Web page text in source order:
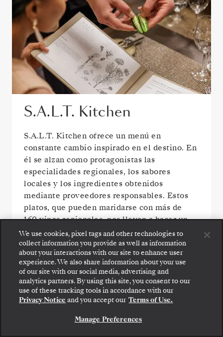
S.A.L.T. Kitchen
S.A.L.T. Kitchen ofrece un menú en
constante cambio inspirado en el destino. En
él se alzan como protagonistas las
especialidades regionales, los sabores
locales y los ingredientes obtenidos
mediante proveedores responsables. Estos
platos, que pueden maridarse con más de
160 vinos regionales, nos llevan a hacer un
viaje culinario inmersivo en alta mar.
We use cookies, pixel tags and other technologies to
collect information you provide as well as information
about your interactions with our site to enhance user
experience. We also share information about your use
of our site with our social media, advertising and
analytics partners. By using this site, you consent to our
use of these tracking tools in accordance with our
Privacy Notice and you accept our Terms of Use.
Manage Preferences